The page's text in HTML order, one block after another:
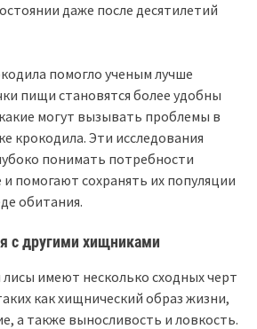
даже после десятилетий
помогло ученым лучше
пищи становятся более удобны
могут вызывать проблемы в
крокодила. Эти исследования
понимать потребности
помогают сохранять их популяции
обитания.
с другими хищниками
имеют несколько сходных черт
как хищнический образ жизни,
а также выносливость и ловкость.